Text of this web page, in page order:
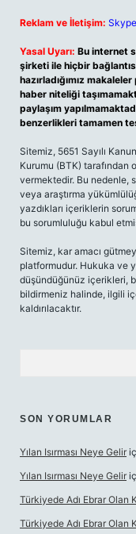
Reklam ve İletişim:
Yasal Uyarı: Bu internet
şirketi ile hiçbir
hazırladığımız
haber niteliği
paylaşım
benzerlikleri tamamen
Sitemiz, 5651 Sayılı
Kurumu (BTK) tarafından
vermektedir. Bu nedenle,
veya araştırma
yazdıkları içeriklerin
bu sorumluluğu kabul
Sitemiz, kar amacı
platformudur. Hukuka ve
düşündüğünüz içerikleri,
bildirmeniz halinde, ilgili
kaldırılacaktır.
SON YORUMLAR
Yılan Isırması Neye Gelir
Yılan Isırması Neye Gelir
Türkiyede Adı Ebrar Olan
Türkiyede Adı Ebrar Olan